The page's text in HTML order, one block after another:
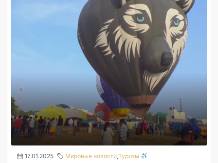
17.01.2025 Мировые новости,Туризм